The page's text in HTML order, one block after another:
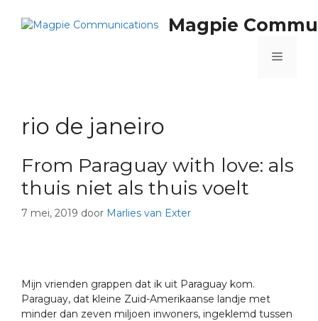
Magpie
rio de janeiro
From Paraguay with love: als
thuis niet als thuis voelt
7 mei, 2019 door Marlies van Exter
Mijn vrienden grappen dat ik uit Paraguay kom.
Paraguay, dat kleine Zuid-Amerikaanse landje met
minder dan zeven miljoen inwoners, ingeklemd tussen